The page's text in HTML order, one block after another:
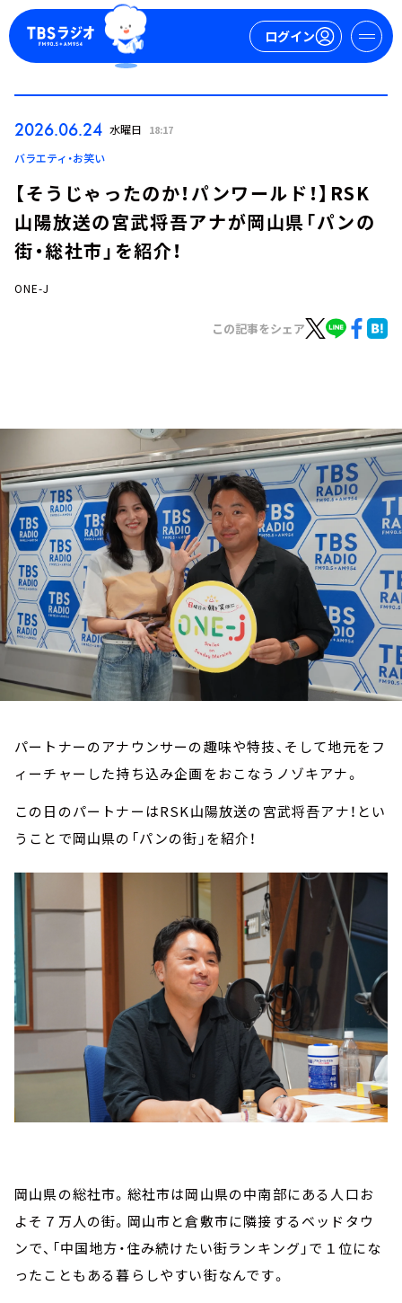
ログイン
ログイン
イベント・グッズ
YouTube
会社情報
2026.06.24 水曜日 18:17
バラエティ・お笑い
【そうじゃったのか！パンワールド！】RSK
山陽放送の宮武将吾アナが岡山県「パンの
街・総社市」を紹介！
ONE-J
この記事をシェア
パートナーのアナウンサーの趣味や特技、そして地元をフ
ィーチャーした持ち込み企画をおこなうノゾキアナ。
この日のパートナーはRSK山陽放送の宮武将吾アナ！とい
うことで岡山県の「パンの街」を紹介！
岡山県の総社市。総社市は岡山県の中南部にある人口お
よそ７万人の街。岡山市と倉敷市に隣接するベッドタウ
ンで、「中国地方・住み続けたい街ランキング」で１位にな
ったこともある暮らしやすい街なんです。